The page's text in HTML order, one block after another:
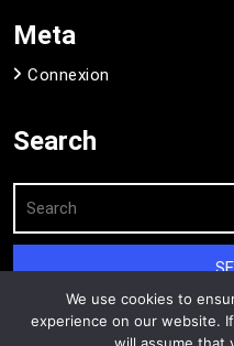
Meta
Connexion
Search
We use cookies to
experience on our website.